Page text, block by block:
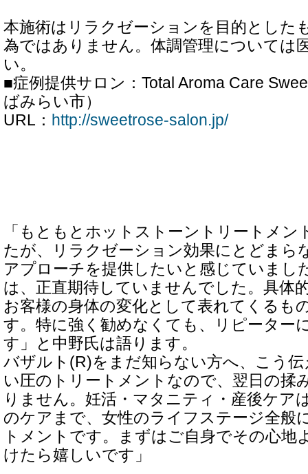
本施術はリラクゼーションを目的とした
為ではありません。体調管理については
い。
■症例提供サロン：Total Aroma Care
ばみらい市）
URL： http://sweetrose-salon.jp/
「もともとホットストーントリートメン
たが、リラクゼーション効果にとどまら
アプローチを提供したいと感じていまし
は、正直期待していませんでした。具体
お客様の身体の変化として表れてくるも
す。特に強く勧めなくても、リピーター
す」と中野氏は語ります。
バザルト(R)をまだ知らない方へ、こう
い圧のトリートメントなので、翌日の揉
りません。妊活・マタニティ・産後ケア
のケアまで、女性のライフステージ全般
トメントです。まずはご自身でその心地
けたら嬉しいです」